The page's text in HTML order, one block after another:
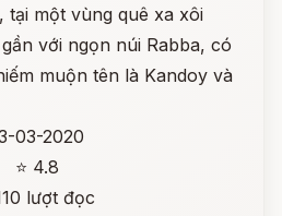
tại một vùng quê xa xôi
với ngọn núi Rabba, có
muộn tên là Kandoy và
03-2020
⭐ 4.8
lượt đọc